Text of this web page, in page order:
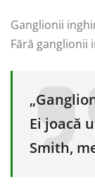
Ganglionii
Fără ganglionii
Ei joacă
Smith,